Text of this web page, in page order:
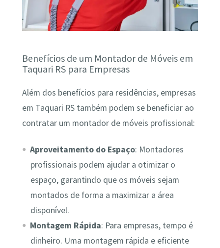
Benefícios de um Montador de Móveis em
Taquari RS para Empresas
Além dos benefícios para residências, empresas
em Taquari RS também podem se beneficiar ao
contratar um montador de móveis profissional:
Aproveitamento do Espaço: Montadores
profissionais podem ajudar a otimizar o
espaço, garantindo que os móveis sejam
montados de forma a maximizar a área
disponível.
Montagem Rápida: Para empresas, tempo é
dinheiro. Uma montagem rápida e eficiente